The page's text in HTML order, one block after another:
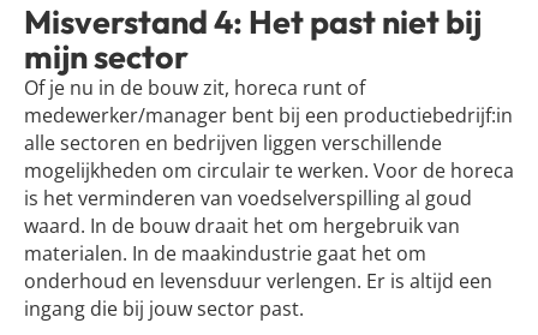
Misverstand 4: Het past niet bij
mijn sector
Of je nu in de bouw zit, horeca runt of
medewerker/manager bent bij een productiebedrijf:in
alle sectoren en bedrijven liggen verschillende
mogelijkheden om circulair te werken. Voor de horeca
is het verminderen van voedselverspilling al goud
waard. In de bouw draait het om hergebruik van
materialen. In de maakindustrie gaat het om
onderhoud en levensduur verlengen. Er is altijd een
ingang die bij jouw sector past.